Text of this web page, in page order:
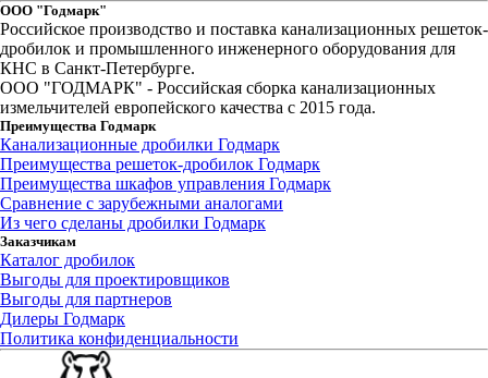
ООО "Годмарк"
Российское производство и поставка канализационных решеток-
дробилок и промышленного инженерного оборудования для
КНС в Санкт-Петербурге.
ООО "ГОДМАРК" - Российская сборка канализационных
измельчителей европейского качества с 2015 года.
Преимущества Годмарк
Канализационные дробилки Годмарк
Преимущества решеток-дробилок Годмарк
Преимущества шкафов управления Годмарк
Сравнение с зарубежными аналогами
Из чего сделаны дробилки Годмарк
Заказчикам
Каталог дробилок
Выгоды для проектировщиков
Выгоды для партнеров
Дилеры Годмарк
Политика конфиденциальности